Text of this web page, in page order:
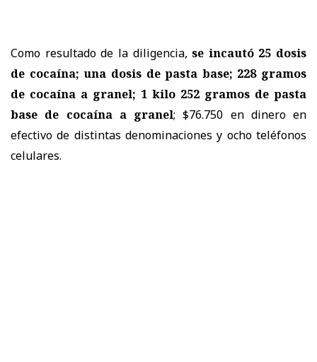
Como resultado de la diligencia,se incautó 25 dosis
de cocaína; una dosis de pasta base; 228 gramos
de cocaína a granel; 1 kilo 252 gramos de pasta
base de cocaína a granel; $76.750 en dinero en
efectivo de distintas denominaciones y ocho teléfonos
celulares.